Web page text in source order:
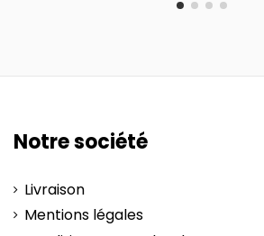
Notre société
Livraison
Mentions légales